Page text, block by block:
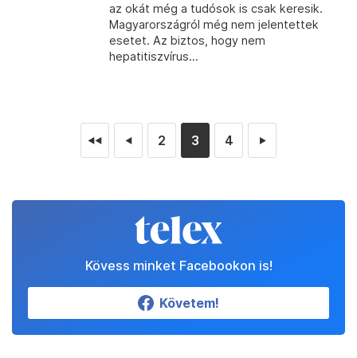
az okát még a tudósok is csak keresik.
Magyarországról még nem jelentettek
esetet. Az biztos, hogy nem
hepatitiszvírus...
◄◄ ◄ 2 3 4 ►
Kövess minket Facebookon is!
Követem!